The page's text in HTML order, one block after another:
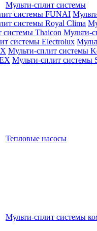
Мульти-сплит системы
системы FUNAI
системы Royal Clima
системы Thaicon Мульти-
системы Electrolux
Мульти-сплит системы
Мульти-сплит системы
Тепловые насосы
Мульти-сплит системы